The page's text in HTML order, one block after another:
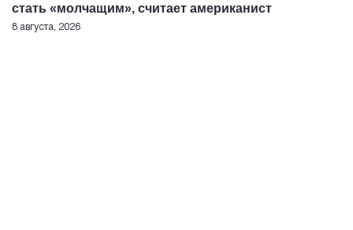
стать «молчащим», считает американист
8 августа, 2026